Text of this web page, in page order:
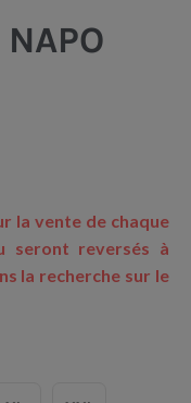
la vente de chaque
seront reversés à
la recherche sur le